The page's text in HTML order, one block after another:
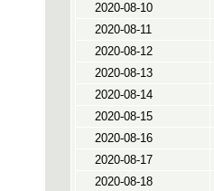
2020-08-10
2020-08-11
2020-08-12
2020-08-13
2020-08-14
2020-08-15
2020-08-16
2020-08-17
2020-08-18